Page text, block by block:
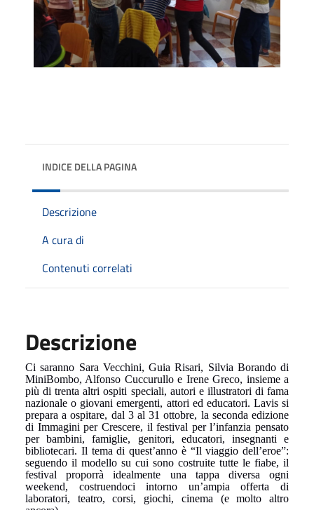
INDICE DELLA PAGINA
Descrizione
A cura di
Contenuti correlati
Descrizione
Ci saranno Sara Vecchini, Guia Risari, Silvia Borando di
MiniBombo, Alfonso Cuccurullo e Irene Greco, insieme a
più di trenta altri ospiti speciali, autori e illustratori di fama
nazionale o giovani emergenti, attori ed educatori. Lavis si
prepara a ospitare, dal 3 al 31 ottobre, la seconda edizione
di Immagini per Crescere, il festival per l’infanzia pensato
per bambini, famiglie, genitori, educatori, insegnanti e
bibliotecari. Il tema di quest’anno è “Il viaggio dell’eroe”:
seguendo il modello su cui sono costruite tutte le fiabe, il
festival proporrà idealmente una tappa diversa ogni
weekend, costruendoci intorno un’ampia offerta di
laboratori, teatro, corsi, giochi, cinema (e molto altro